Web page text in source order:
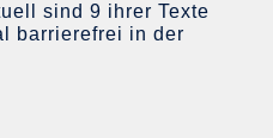
sind 9 ihrer Texte
barrierefrei in der